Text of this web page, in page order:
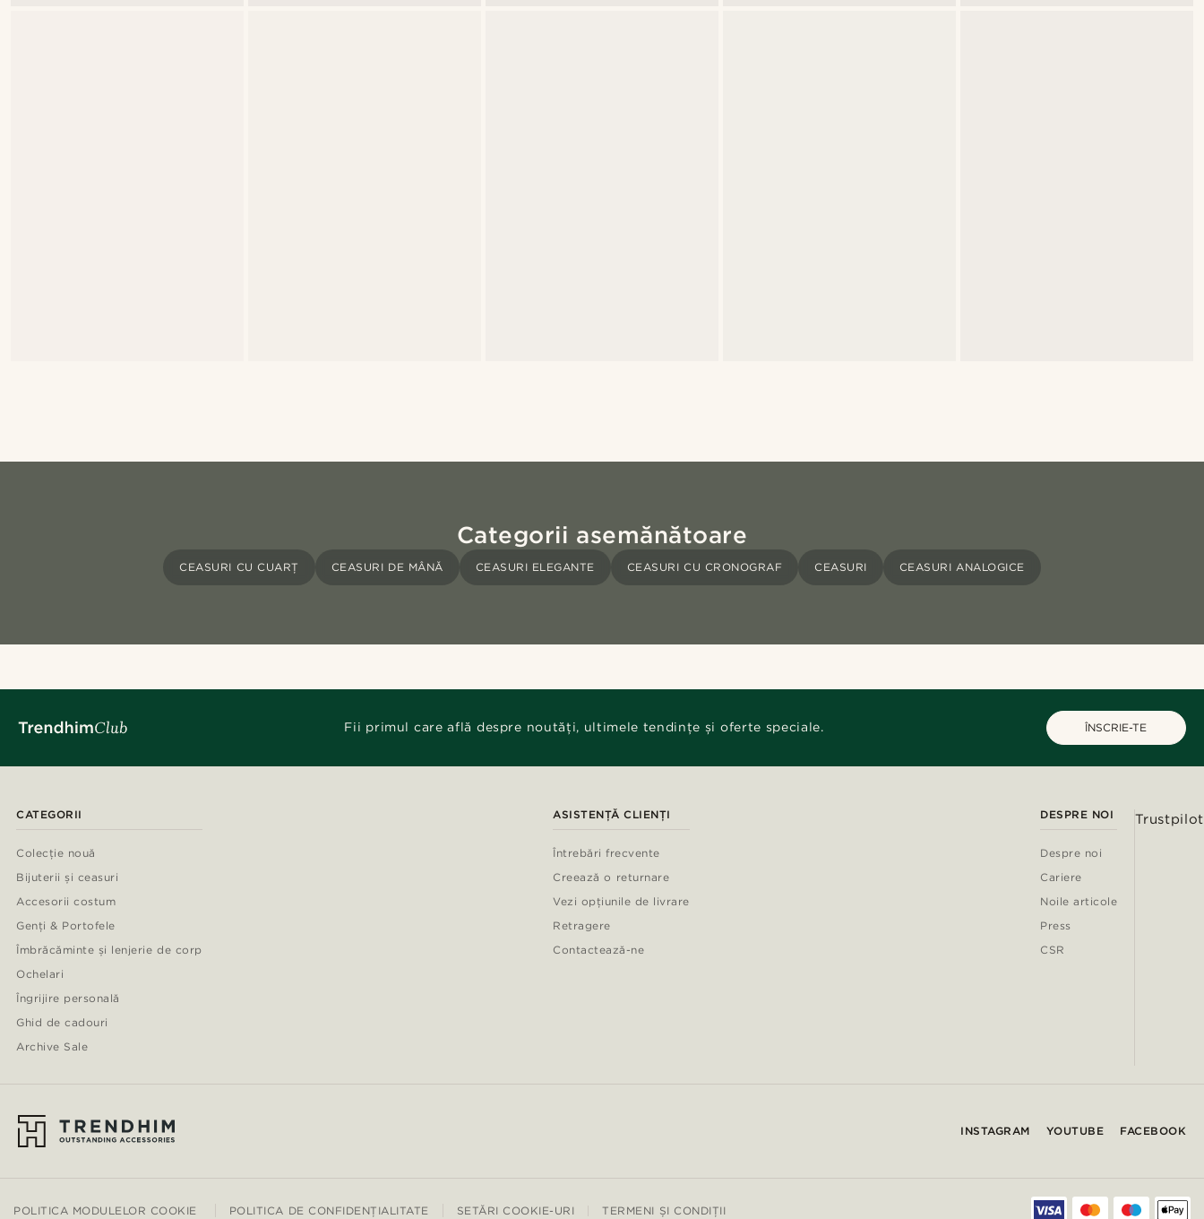
Categorii asemănătoare
CEASURI CU CUARȚ CEASURI DE MÂNĂ CEASURI ELEGANTE CEASURI CU CRONOGRAF CEASURI CEASURI ANALOGICE
Fii primul care află despre noutăți, ultimele tendințe și oferte speciale. ÎNSCRIE-TE
CATEGORII
Colecție nouă
Bijuterii și ceasuri
Accesorii costum
Genți & Portofele
Îmbrăcăminte și lenjerie de corp
Ochelari
Îngrijire personală
Ghid de cadouri
Archive Sale
ASISTENȚĂ CLIENȚI
Întrebări frecvente
Creează o returnare
Vezi opțiunile de livrare
Retragere
Contactează-ne
DESPRE NOI
Despre noi
Cariere
Noile articole
Press
CSR
Trustpilot
INSTAGRAM YOUTUBE FACEBOOK
POLITICA MODULELOR COOKIE POLITICA DE CONFIDENȚIALITATE SETĂRI COOKIE-URI TERMENI ȘI CONDIȚII